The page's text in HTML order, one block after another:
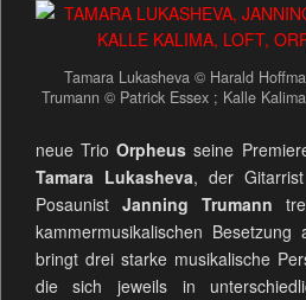
Tamara Lukasheva © Harald
Trumann © Patrick Essex ; Kalle
neue TrioOrpheus seine
Tamara Lukasheva, der Gitarrist
Posaunist Janning Trumann
kammermusikalischen Besetzung
bringt drei starke musikalische
die sich jeweils in